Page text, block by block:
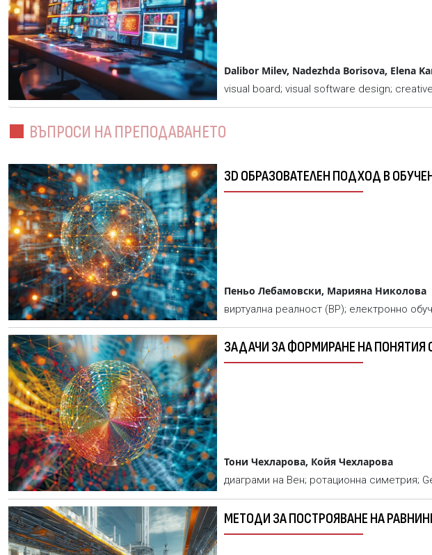
Dalibor Milev, Nadezhda Borisova, Elena
visual board; visual software design;
ВЪПРОСИ НА ПРЕПОДАВАНЕТО
3D ОБРАЗОВАТЕЛЕН ПОДХОД В
Пеньо Лебамовски, Марияна Николова
виртуална реалност (ВР); електронно
ЗАДАЧИ ЗА ФОРМИРАНЕ НА
Тони Чехларова, Койя Чехларова
диаграми на Вен; ротационна симетрия;
МЕТОДИ ЗА ПОСТРОЯВАНЕ НА